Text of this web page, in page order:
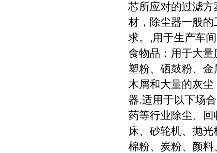
芯所应对的过滤
材，除尘器一般
求。,用于生产车
食物品：用于大
塑粉、硒鼓粉、
木屑和大量的灰
器.适用于以下场
药等行业除尘、
床、砂轮机、抛
棉粉、炭粉、颜